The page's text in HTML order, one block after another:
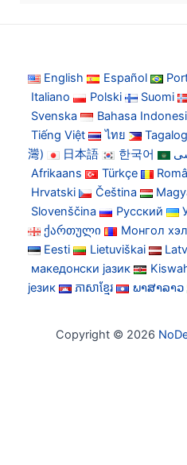
English Español
Italiano
Polski Suomi
Svenska
Bahasa
Tiếng Việt
ไทย Tagalog
灣)
日本語 한국어
Afrikaans
Türkçe
Hrvatski
Čeština
Slovenščina
Русский
ქართული
Монгол хэл
Eesti
Lietuviškai
македонски јазик
језик
ភាសាខ្មែរ ພາສາລາວ
Copyright © 2026